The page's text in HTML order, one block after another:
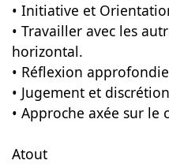
• Initiative et
• Travailler avec les
horizontal.
• Réflexion
• Jugement et
• Approche axée sur le
Atout